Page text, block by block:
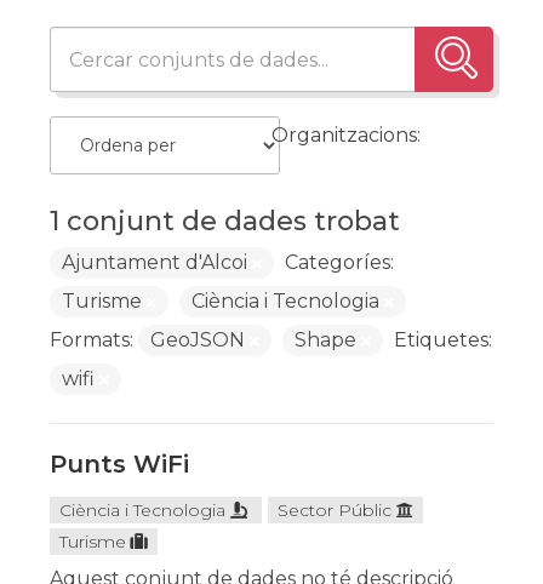
1 conjunt de dades trobat
Organitzacions:
Ajuntament d'Alcoi
Categoríes:
Turisme
Ciència i Tecnologia
Formats:
GeoJSON Shape
Etiquetes:
wifi
Punts WiFi
Ciència i Tecnologia
Sector Públic
Turisme
Aquest conjunt de dades no té descripció